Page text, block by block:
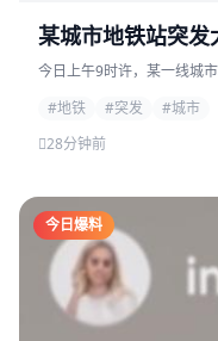
某城市地铁站突
今日上午9时许，某一线城
#地铁
#突发
#城市
28分钟前
今日爆料